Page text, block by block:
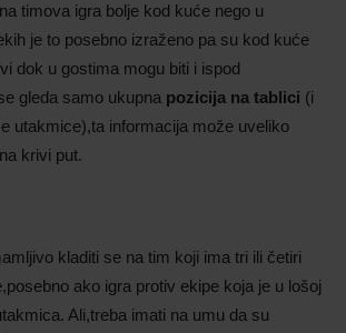
timova igra bolje kod kuće nego u
je to posebno izraženo pa su kod kuće
dok u gostima mogu biti i ispod
gleda samo ukupna pozicija na tablici (i
utakmice),ta informacija može uveliko
krivi put.
kladiti se na tim koji ima tri ili četiri
ako igra protiv ekipe koja je u lošoj
Ali,treba imati na umu da su